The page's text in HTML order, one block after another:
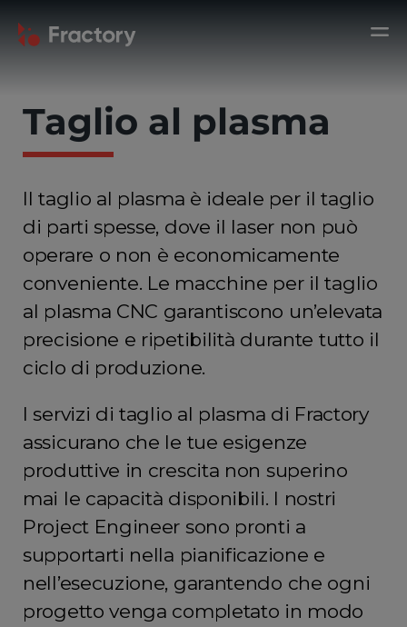
Taglio al plasma
Il taglio al plasma è ideale per il taglio
di parti spesse, dove il laser non può
operare o non è economicamente
conveniente. Le macchine per il taglio
al plasma CNC garantiscono un’elevata
precisione e ripetibilità durante tutto il
ciclo di produzione.
I servizi di taglio al plasma di Fractory
assicurano che le tue esigenze
produttive in crescita non superino
mai le capacità disponibili. I nostri
Project Engineer sono pronti a
supportarti nella pianificazione e
nell’esecuzione, garantendo che ogni
progetto venga completato in modo